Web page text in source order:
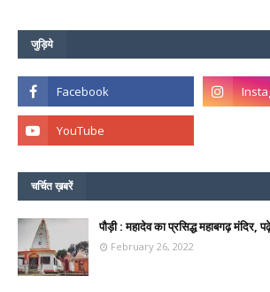
जुड़िये
चर्चित ख़बरें
पौड़ी : महादेव का प्रसिद्ध महाबगढ़ मंदिर,
February 26, 2022